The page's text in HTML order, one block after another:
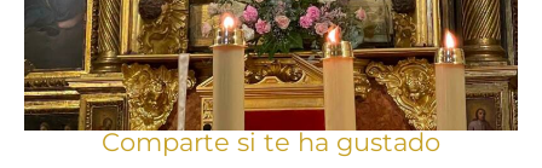
Comparte si te ha gustado